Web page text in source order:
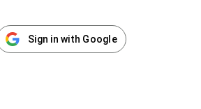
Sign in with Google